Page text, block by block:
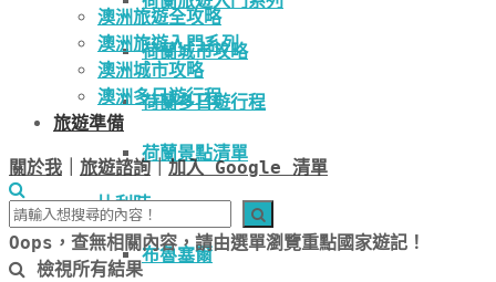
荷蘭城市攻略
荷蘭多日遊行程
荷蘭景點清單
比利時
布魯塞爾
澳洲旅遊全攻略
澳洲旅遊入門系列
澳洲城市攻略
澳洲多日遊行程
旅遊準備
關於我 旅遊諮詢｜加入 Google 清單
Oops，查無相關內容，請由選單瀏覽重點國家遊記！
檢視所有結果